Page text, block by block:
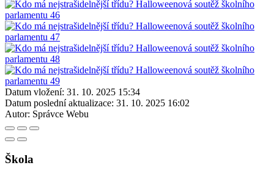
Datum vložení: 31. 10. 2025 15:34
Datum poslední aktualizace: 31. 10. 2025 16:02
Autor: Správce Webu
Škola